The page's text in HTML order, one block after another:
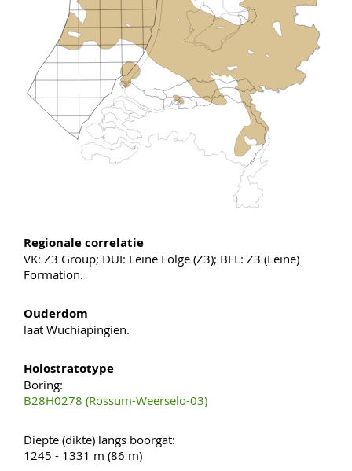
Regionale correlatie
VK: Z3 Group; DUI: Leine Folge (Z3); BEL: Z3 (Leine)
Formation.
Ouderdom
laat Wuchiapingien.
Holostratotype
Boring:
B28H0278 (Rossum-Weerselo-03)
Diepte (dikte) langs boorgat:
1245 - 1331 m (86 m)